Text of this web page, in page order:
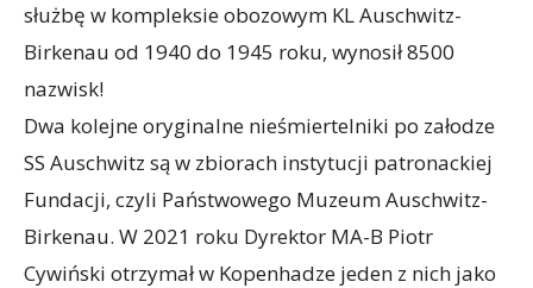
służbę w kompleksie obozowym KL Auschwitz-
Birkenau od 1940 do 1945 roku, wynosił 8500
nazwisk!
Dwa kolejne oryginalne nieśmiertelniki po załodze
SS Auschwitz są w zbiorach instytucji patronackiej
Fundacji, czyli Państwowego Muzeum Auschwitz-
Birkenau. W 2021 roku Dyrektor MA-B Piotr
Cywiński otrzymał w Kopenhadze jeden z nich jako